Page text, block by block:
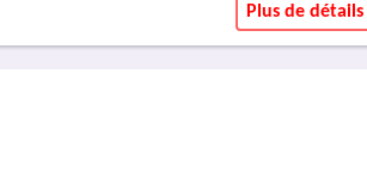
Plus de détails